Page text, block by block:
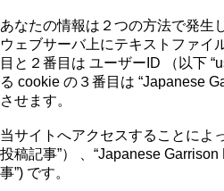
あなたの情報は２つの方法で発生
ウェブサーバ上にテキストファイ
目と２番目は ユーザーID （以下
る cookie の３番目は “Japanese
させます。
当サイトへアクセスすることによ
投稿記事”） 、“Japanese
事”) です。